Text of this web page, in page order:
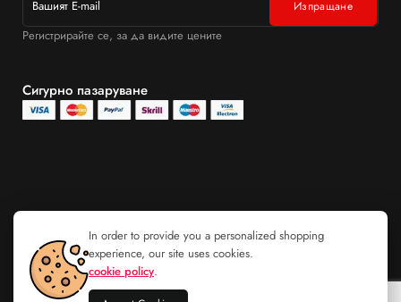
Регистрирайте се, за да видите цените
Сигурно пазаруване
In order to provide you a personalized shopping
experience, our site uses cookies.
cookie policy.